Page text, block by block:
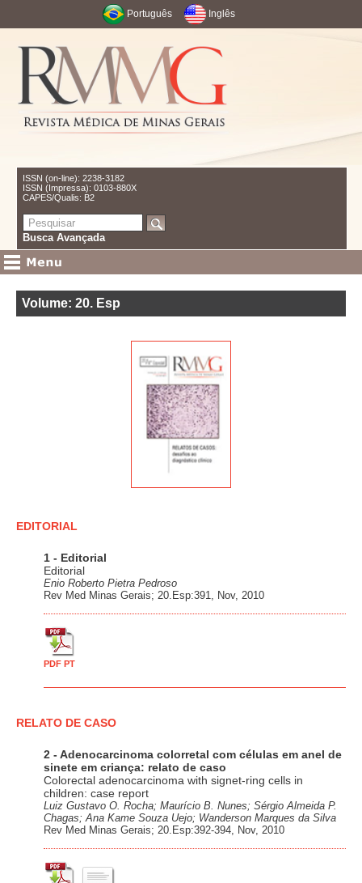
Português Inglês
ISSN (on-line): 2238-3182
ISSN (Impressa): 0103-880X
CAPES/Qualis: B2
Busca Avançada
Volume: 20. Esp
EDITORIAL
1 - Editorial
Editorial
Enio Roberto Pietra Pedroso
Rev Med Minas Gerais; 20.Esp:391, Nov, 2010
PDF PT
RELATO DE CASO
2 - Adenocarcinoma colorretal com células em anel de
sinete em criança: relato de caso
Colorectal adenocarcinoma with signet-ring cells in
children: case report
Luiz Gustavo O. Rocha; Maurício B. Nunes; Sérgio Almeida P.
Chagas; Ana Kame Souza Uejo; Wanderson Marques da Silva
Rev Med Minas Gerais; 20.Esp:392-394, Nov, 2010